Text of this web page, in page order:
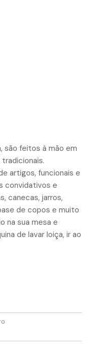
são feitos à mão em
artigos, funcionais e
convidativos e
canecas, jarros,
de copos e muito
na sua mesa e
de lavar loiça, ir ao